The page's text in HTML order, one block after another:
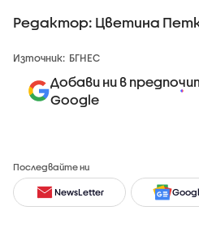
Редактор: Цветина
Източник: БГНЕС
Добави ни в
Google
Последвайте ни
NewsLetter